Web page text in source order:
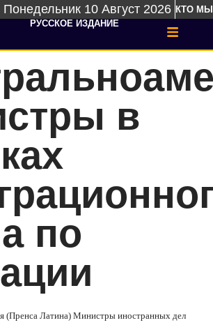
Понедельник 10 Август 2026 КТО МЫ
РУССКОЕ ИЗДАНИЕ
в
по
(Пренса Латина) Министры иностранных дел